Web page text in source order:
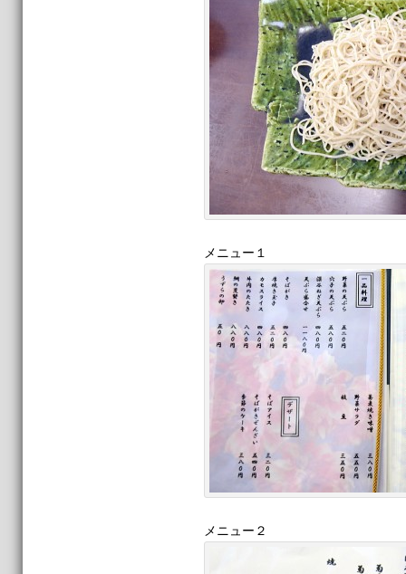
メニュー１
メニュー２